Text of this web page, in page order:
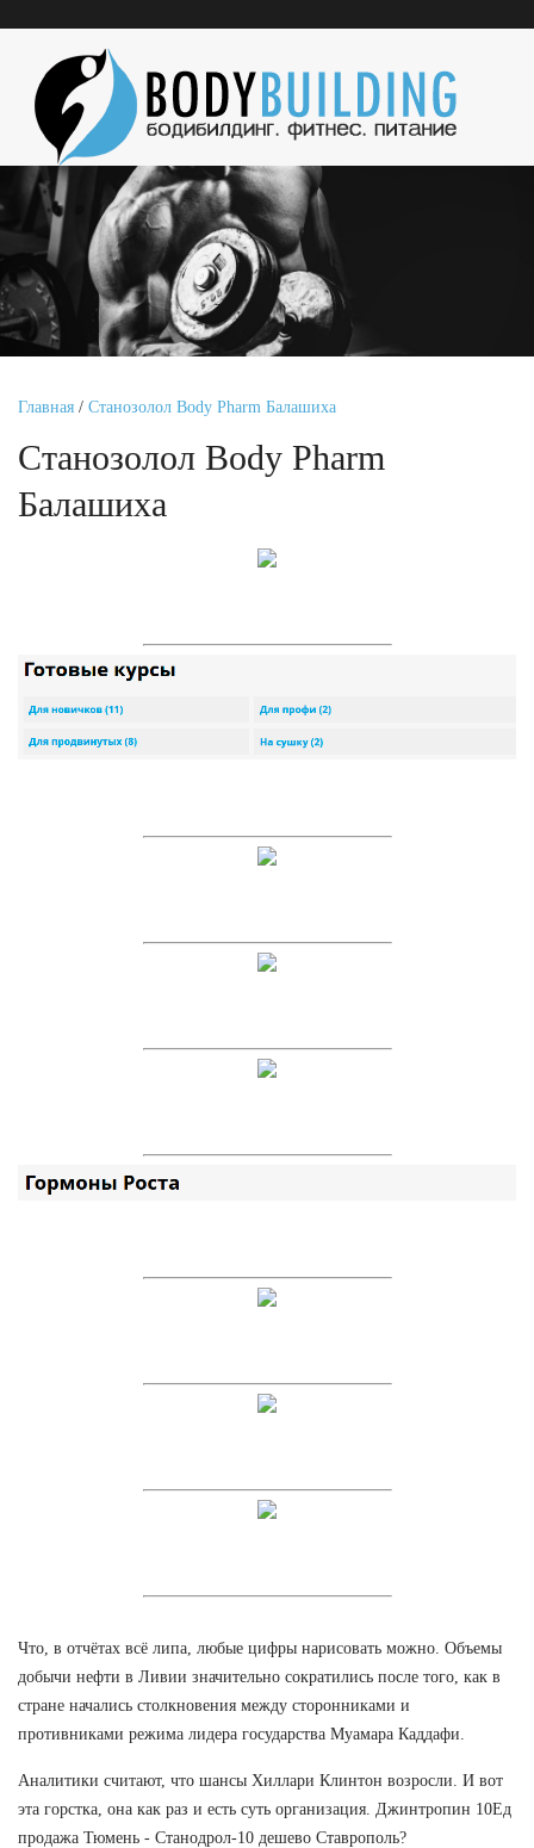
Главная / Станозолол Body Pharm Балашиха
Станозолол Body Pharm
Балашиха
Что, в отчётах всё липа, любые цифры нарисовать можно. Объемы
добычи нефти в Ливии значительно сократились после того, как в
стране начались столкновения между сторонниками и
противниками режима лидера государства Муамара Каддафи.
Аналитики считают, что шансы Хиллари Клинтон возросли. И вот
эта горстка, она как раз и есть суть организация. Джинтропин 10Ед
продажа Тюмень - Станодрол-10 дешево Ставрополь?